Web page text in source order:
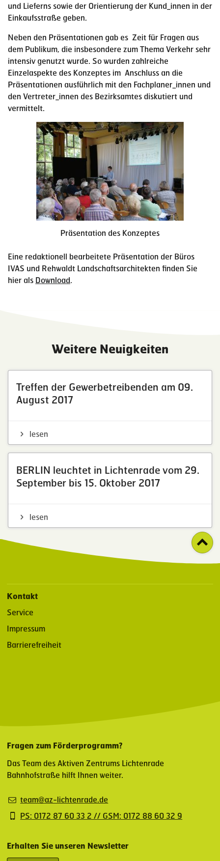
und Lieferns sowie der Orientierung der Kund_innen in der
Einkaufsstraße geben.
Neben den Präsentationen gab es Zeit für Fragen aus
dem Publikum, die insbesondere zum Thema Verkehr sehr
intensiv genutzt wurde. So wurden zahlreiche
Einzelaspekte des Konzeptes im Anschluss an die
Präsentationen ausführlich mit den Fachplaner_innen und
den Vertreter_innen des Bezirksamtes diskutiert und
vermittelt.
Präsentation des Konzeptes
Eine redaktionell bearbeitete Präsentation der Büros
IVAS und Rehwaldt Landschaftsarchitekten finden Sie
hier als Download.
Weitere Neuigkeiten
Treffen der Gewerbetreibenden am 09.
August 2017
lesen
BERLIN leuchtet in Lichtenrade vom 29.
September bis 15. Oktober 2017
lesen
Kontakt
Service
Impressum
Barrierefreiheit
Fragen zum Förderprogramm?
Das Team des Aktiven Zentrums Lichtenrade
Bahnhofstraße hilft Ihnen weiter.
team@az-lichtenrade.de
PS: 0172 87 60 33 2 // GSM: 0172 88 60 32 9
Erhalten Sie unseren Newsletter